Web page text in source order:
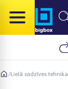
/Lielā sadzīves tehnika